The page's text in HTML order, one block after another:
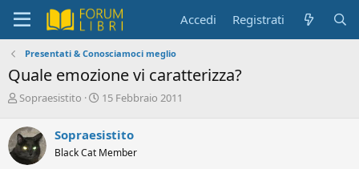
Accedi Registrati
Presentati & Conosciamoci meglio
Quale emozione vi caratterizza?
C
e
a
t
Sopraesistito
D
a
d
15 Febbraio 2011
Sopraesistito
Black Cat Member